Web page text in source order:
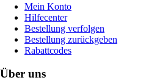
Mein Konto
Hilfecenter
Bestellung verfolgen
Bestellung zurückgeben
Rabattcodes
Über uns